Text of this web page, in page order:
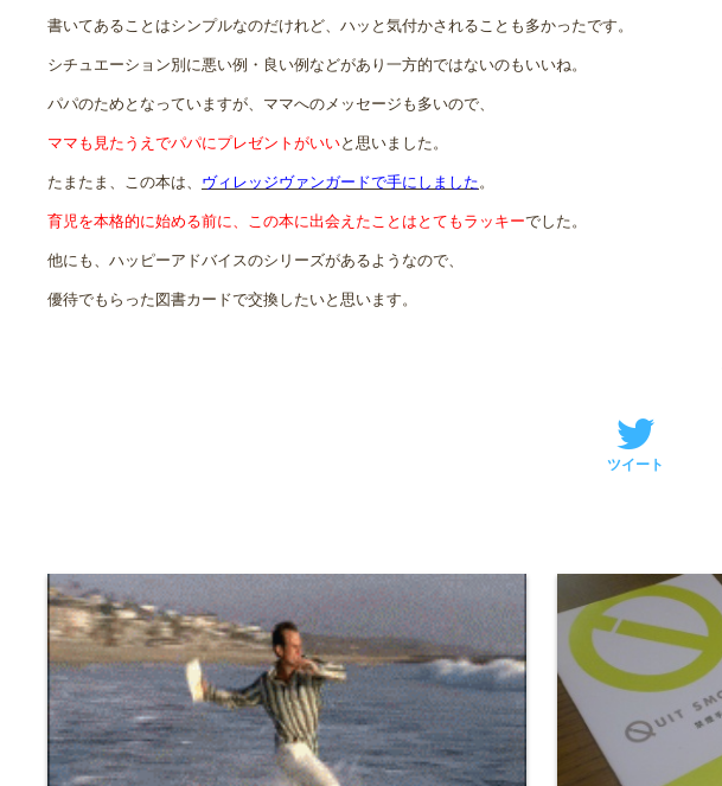
書いてあることはシンプルなのだけれど、ハッと気付かされることも多かったです。
シチュエーション別に悪い例・良い例などがあり一方的ではないのもいいね。
パパのためとなっていますが、ママへのメッセージも多いので、
ママも見たうえでパパにプレゼントがいいと思いました。
たまたま、この本は、 ヴィレッジヴァンガードで手にしました 。
育児を本格的に始める前に、この本に出会えたことはとてもラッキーでした。
他にも、ハッピーアドバイスのシリーズがあるようなので、
優待でもらった図書カードで交換したいと思います。
ツイート